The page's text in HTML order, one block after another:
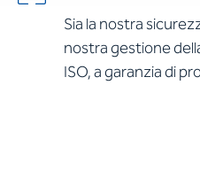
Sia la nostra
nostra gestione
ISO, a garanzia di